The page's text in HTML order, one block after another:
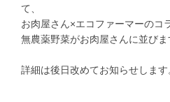
て、
お肉屋さん×エコファーマーのコ
無農薬野菜がお肉屋さんに並びま
詳細は後日改めてお知らせします